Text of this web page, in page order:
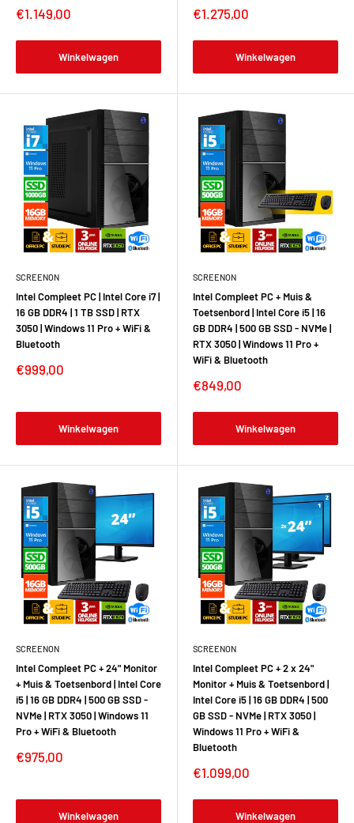
€1.149,00
Winkelwagen
€1.275,00
Winkelwagen
SCREENON
Intel Compleet PC | Intel Core i7 |
16 GB DDR4 | 1 TB SSD | RTX
3050 | Windows 11 Pro + WiFi &
Bluetooth
€999,00
Winkelwagen
SCREENON
Intel Compleet PC + Muis &
Toetsenbord | Intel Core i5 | 16
GB DDR4 | 500 GB SSD - NVMe |
RTX 3050 | Windows 11 Pro +
WiFi & Bluetooth
€849,00
Winkelwagen
SCREENON
Intel Compleet PC + 24" Monitor
+ Muis & Toetsenbord | Intel Core
i5 | 16 GB DDR4 | 500 GB SSD -
NVMe | RTX 3050 | Windows 11
Pro + WiFi & Bluetooth
€975,00
Winkelwagen
SCREENON
Intel Compleet PC + 2 x 24"
Monitor + Muis & Toetsenbord |
Intel Core i5 | 16 GB DDR4 | 500
GB SSD - NVMe | RTX 3050 |
Windows 11 Pro + WiFi &
Bluetooth
€1.099,00
Winkelwagen